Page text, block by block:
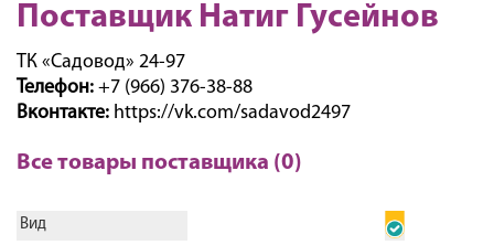
Поставщик Натиг Гусейнов
ТК «Садовод» 24-97
Телефон: +7 (966) 376-38-88
Вконтакте: https://vk.com/sadavod2497
Все товары поставщика (0)
Вид